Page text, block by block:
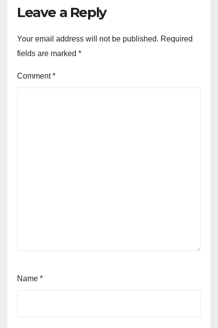
Leave a Reply
Your email address will not be published. Required
fields are marked *
Comment*
Name *